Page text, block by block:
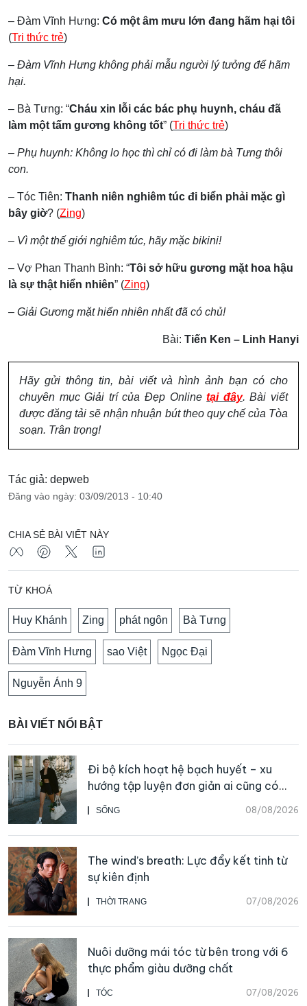
– Đàm Vĩnh Hưng: Có một âm mưu lớn đang hãm hại tôi
(Tri thức trẻ)
– Đàm Vĩnh Hưng không phải mẫu người lý tưởng để hãm
hại.
– Bà Tưng: “Cháu xin lỗi các bác phụ huynh, cháu đã
làm một tấm gương không tốt” (Tri thức trẻ)
– Phụ huynh: Không lo học thì chỉ có đi làm bà Tưng thôi
con.
– Tóc Tiên: Thanh niên nghiêm túc đi biển phải mặc gì
bây giờ? (Zing)
– Vì một thế giới nghiêm túc, hãy mặc bikini!
– Vợ Phan Thanh Bình: “Tôi sở hữu gương mặt hoa hậu
là sự thật hiển nhiên” (Zing)
– Giải Gương mặt hiển nhiên nhất đã có chủ!
Bài: Tiến Ken – Linh Hanyi
Hãy gửi thông tin, bài viết và hình ảnh bạn có cho
chuyên mục Giải trí của Đẹp Onlinetại đây. Bài viết
được đăng tải sẽ nhận nhuận bút theo quy chế của Tòa
soạn. Trân trọng!
Tác giả: depweb
Đăng vào ngày: 03/09/2013 - 10:40
CHIA SẺ BÀI VIẾT NÀY
TỪ KHOÁ
Huy Khánh Zing phát ngôn Bà Tưng
Đàm Vĩnh Hưng sao Việt Ngọc Đại
Nguyễn Ánh 9
BÀI VIẾT NỔI BẬT
SỐNG 08/08/2026
Đi bộ kích hoạt hệ bạch huyết – xu
hướng tập luyện đơn giản ai cũng có
thể bắt đầu
THỜI TRANG 07/08/2026
The wind’s breath: Lực đẩy kết tinh từ
sự kiên định
TÓC 07/08/2026
Nuôi dưỡng mái tóc từ bên trong với 6
thực phẩm giàu dưỡng chất